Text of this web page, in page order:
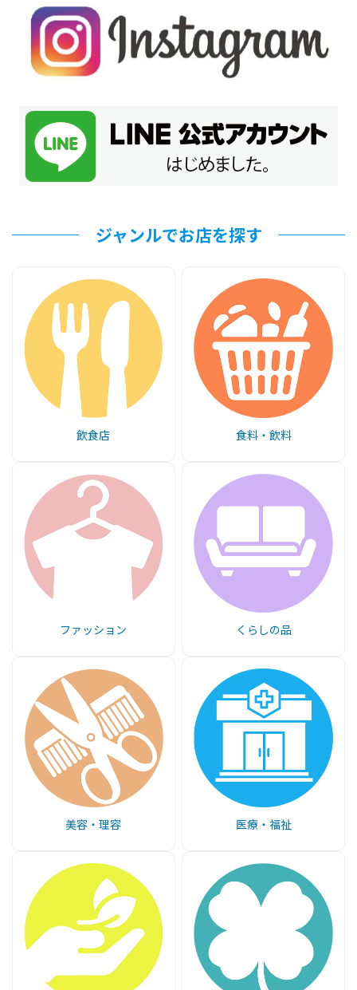
ジャンルでお店を探す
飲食店 食料・飲料
ファッション くらしの品
美容・理容 医療・福祉